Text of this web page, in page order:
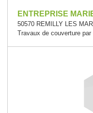
ENTREPRISE
50570 REMILLY LES
Travaux de couverture par